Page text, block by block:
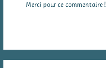
Merci pour ce commentaire !